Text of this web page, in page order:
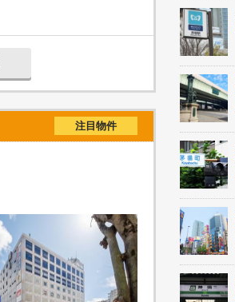
注目物件